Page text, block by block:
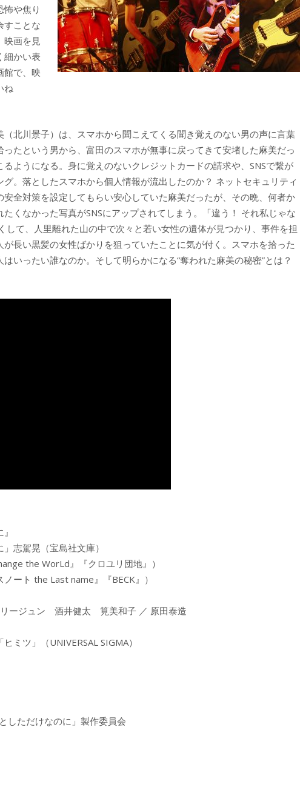
怖や焦り
すことな
映画を見
細かい表
館で、映
ね
北川景子）は、スマホから聞こえてくる聞き覚えのない男の声に言葉
たという男から、富田のスマホが無事に戻ってきて安堵した麻美だっ
ようになる。身に覚えのないクレジットカードの請求や、SNSで繋が
。落としたスマホから個人情報が流出したのか？ ネットセキュリティ
全対策を設定してもらい安心していた麻美だったが、その晩、何者か
くなかった写真がSNSにアップされてしまう。「違う！ それ私じゃな
して、人里離れた山の中で次々と若い女性の遺体が見つかり、事件を担
長い黒髪の女性ばかりを狙っていたことに気が付く。スマホを拾った
いったい誰なのか。そして明らかになる“奪われた麻美の秘密”とは？
駕晃（宝島社文庫）
the WorLd』『クロユリ団地』）
ト the Last name』『BECK』）
ージュン 酒井健太 筧美和子 ／ 原田泰造
ツ」（UNIVERSAL SIGMA）
ただけなのに」製作委員会